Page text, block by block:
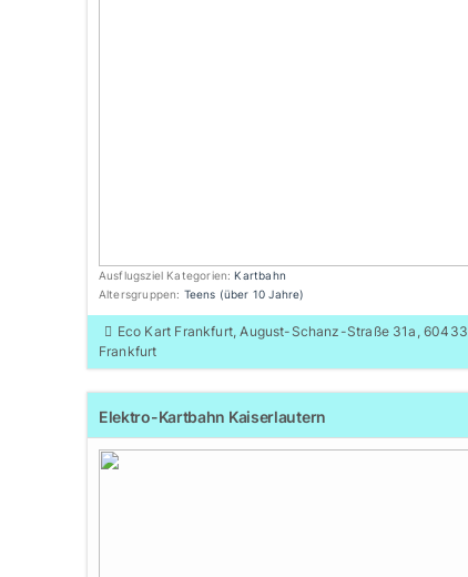
Ausflugsziel Kategorien:Kartbahn
Altersgruppen: Teens (über 10 Jahre)
Eco Kart Frankfurt, August-Schanz-Straße 31a, 60433
Frankfurt
Elektro-Kartbahn Kaiserlautern